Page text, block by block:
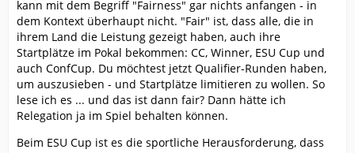
kann mit dem Begriff "Fairness" gar nichts anfangen - in
dem Kontext überhaupt nicht. "Fair" ist, dass alle, die in
ihrem Land die Leistung gezeigt haben, auch ihre
Startplätze im Pokal bekommen: CC, Winner, ESU Cup und
auch ConfCup. Du möchtest jetzt Qualifier-Runden haben,
um auszusieben - und Startplätze limitieren zu wollen. So
lese ich es ... und das ist dann fair? Dann hätte ich
Relegation ja im Spiel behalten können.
Beim ESU Cup ist es die sportliche Herausforderung, dass